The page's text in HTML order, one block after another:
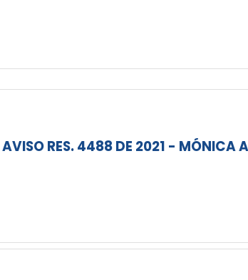
RES. 4488 DE 2021 - MÓNICA